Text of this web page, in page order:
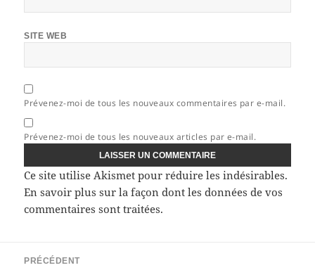
SITE WEB
Prévenez-moi de tous les nouveaux commentaires par e-mail.
Prévenez-moi de tous les nouveaux articles par e-mail.
Ce site utilise Akismet pour réduire les indésirables.
En savoir plus sur la façon dont les données de vos
commentaires sont traitées.
PRÉCÉDENT